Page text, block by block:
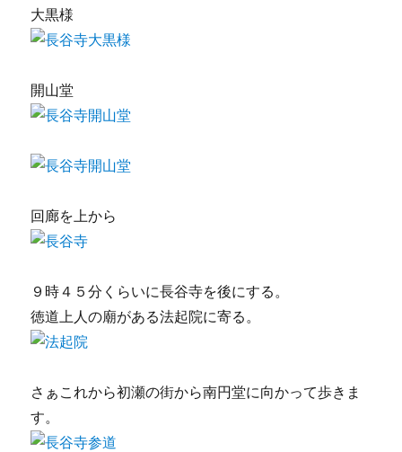
大黒様
開山堂
回廊を上から
９時４５分くらいに長谷寺を後にする。
徳道上人の廟がある法起院に寄る。
さぁこれから初瀬の街から南円堂に向かって歩きま
す。